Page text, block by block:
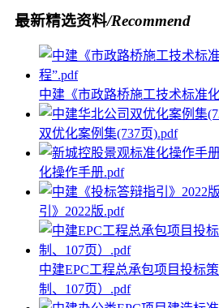
最新精选资料/Recommend
中建《市政路桥施工技术标准
双优化案例集(737页).pdf
化操作手册.pdf
引》2022版.pdf
中建EPC工程总承包项目投标
制、107页）.pdf